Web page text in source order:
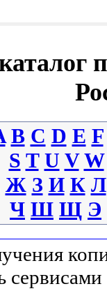
B C D E F
S T U V W
Ж З И К Л
Ч Ш Щ Э
сервисами